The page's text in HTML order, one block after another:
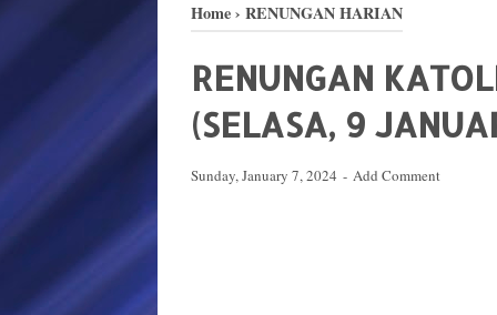
Home› RENUNGAN HARIAN
RENUNGAN
(SELASA, 9
Sunday, January 7, 2024 Add Comment